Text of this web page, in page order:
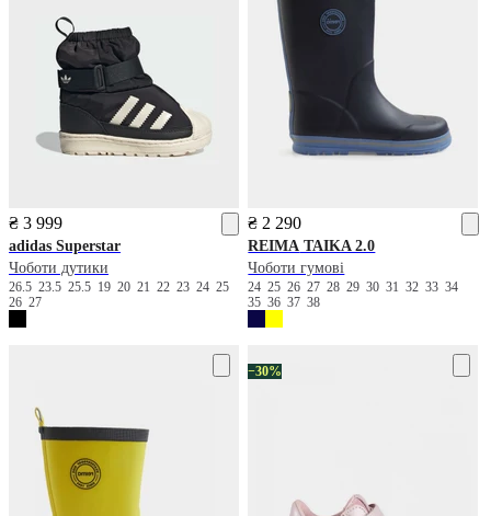
₴ 3 999
adidas Superstar
Чоботи дутики
26.5 23.5 25.5 19 20 21 22 23 24 25
26 27
₴ 2 290
REIMA TAIKA 2.0
Чоботи гумові
2425262728293031323334
35363738
−30%